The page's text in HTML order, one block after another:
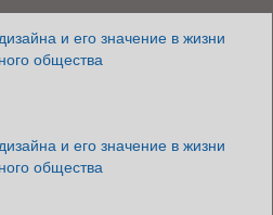
и его значение в жизни
общества
и его значение в жизни
общества